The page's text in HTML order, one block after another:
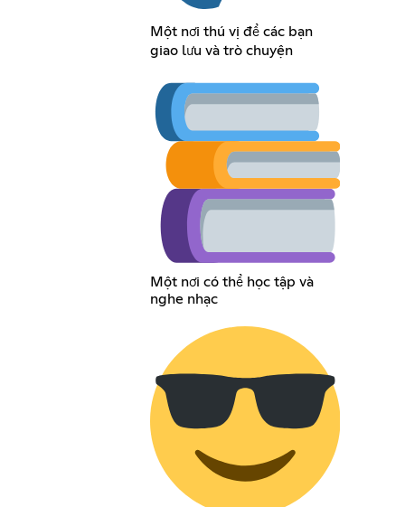
Một nơi thú vị để các bạn
giao lưu và trò chuyện
Một nơi có thể học tập và
nghe nhạc